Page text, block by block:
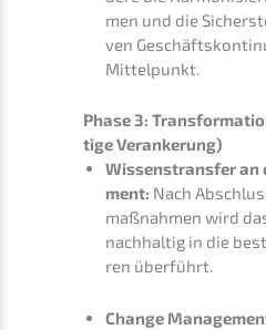
men und die
ven
Mittelpunkt.
Phase 3:
ti­ge Verankerung)
Wissens­trans­fer an
ment: Nach
maß­nah­men wird
nachhal­tig in die
ren überführt.
Change